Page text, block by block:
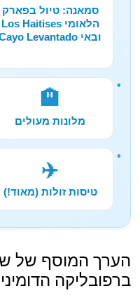
סמאנה: טיול בפארק
הלאומי Los Haitises
ובאי Cayo Levantado
🏨
מלונות מעולים
✈️
טיסות זולות (מאוד!)
הערך המוסף של
ברפובליקה